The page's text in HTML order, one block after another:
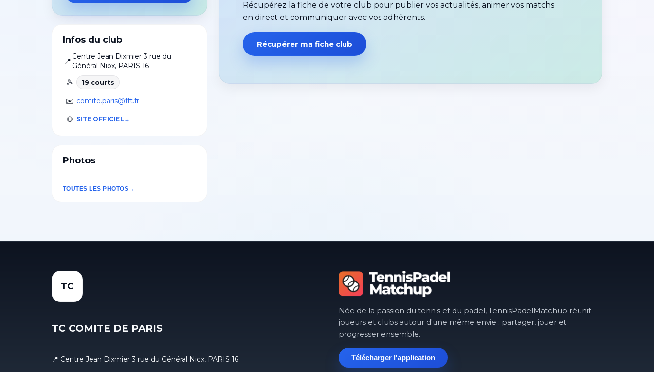
Infos du club
📍
Centre Jean Dixmier 3 rue du
Général Niox, PARIS 16
🎾
19 courts
✉️ comite.paris@fft.fr
🌐 SITE OFFICIEL
Photos
TOUTES LES PHOTOS
Récupérez la fiche de votre club pour publier vos actualités, animer vos matchs
en direct et communiquer avec vos adhérents.
Récupérer ma fiche club
TC
TC COMITE DE PARIS
📍 Centre Jean Dixmier 3 rue du Général Niox, PARIS 16
Née de la passion du tennis et du padel, TennisPadelMatchup réunit
joueurs et clubs autour d'une même envie : partager, jouer et
progresser ensemble.
Télécharger l'application